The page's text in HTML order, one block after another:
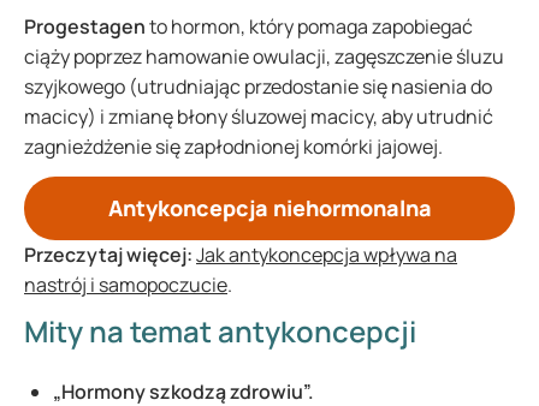
Progestagento hormon, który pomaga zapobiegać
ciąży poprzez hamowanie owulacji, zagęszczenie śluzu
szyjkowego (utrudniając przedostanie się nasienia do
macicy) i zmianę błony śluzowej macicy, aby utrudnić
zagnieżdżenie się zapłodnionej komórki jajowej.
Antykoncepcja niehormonalna
Przeczytaj więcej:Jak antykoncepcja wpływa na
nastrój i samopoczucie.
Mity na temat antykoncepcji
„Hormony szkodzą zdrowiu”.